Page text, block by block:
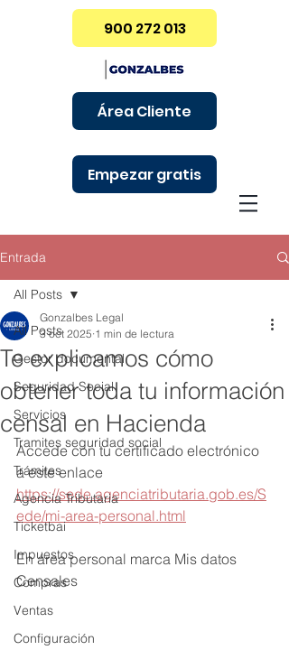
900 272 013
Área Cliente
Empezar gratis
Entrada
All Posts
Gestor documental
Seguridad Social
Servicios
Tramites seguridad social
Trámites
Agencia Tributaria
Ticketbai
Impuestos
Compras
Ventas
Configuración
All Posts
Te explicamos cómo
obtener toda tu información
censal en Hacienda
Gonzalbes Legal
3 oct 2025 1 min de lectura
Accede con tu certificado electrónico
a este enlace
https://sede.agenciatributaria.gob.es/S
ede/mi-area-personal.html
En área personal marca Mis datos
Censales